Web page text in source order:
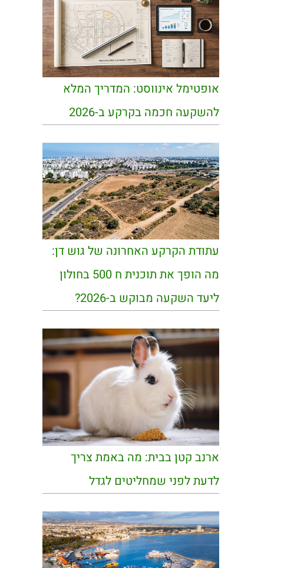
אופטימל אינווסט: המדריך המלא
להשקעה חכמה בקרקע ב-2026
עתודת הקרקע האחרונה של גוש דן:
מה הופך את תוכנית ח 500 בחולון
ליעד השקעה מבוקש ב-2026?
ארנב קטן בבית: מה באמת צריך
לדעת לפני שמחליטים לגדל